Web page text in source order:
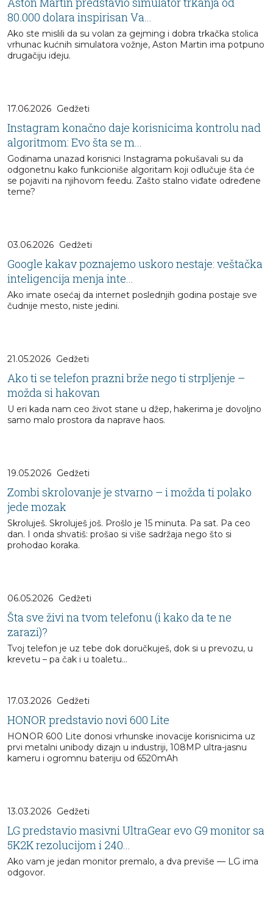
80.000 dolara inspirisan Va...
Ako ste mislili da su volan za gejming i dobra trkačka stolica
vrhunac kućnih simulatora vožnje, Aston Martin ima potpuno
drugačiju ideju.
17.06.2026 Gedžeti
Instagram konačno daje korisnicima kontrolu nad
algoritmom: Evo šta se m...
Godinama unazad korisnici Instagrama pokušavali su da
odgonetnu kako funkcioniše algoritam koji odlučuje šta će
se pojaviti na njihovom feedu. Zašto stalno viđate određene
teme?
03.06.2026 Gedžeti
Google kakav poznajemo uskoro nestaje: veštačka
inteligencija menja inte...
Ako imate osećaj da internet poslednjih godina postaje sve
čudnije mesto, niste jedini.
21.05.2026 Gedžeti
Ako ti se telefon prazni brže nego ti strpljenje –
možda si hakovan
U eri kada nam ceo život stane u džep, hakerima je dovoljno
samo malo prostora da naprave haos.
19.05.2026 Gedžeti
Zombi skrolovanje je stvarno – i možda ti polako
jede mozak
Skroluješ. Skroluješ još. Prošlo je 15 minuta. Pa sat. Pa ceo
dan. I onda shvatiš: prošao si više sadržaja nego što si
prohodao koraka.
06.05.2026 Gedžeti
Šta sve živi na tvom telefonu (i kako da te ne
zarazi)?
Tvoj telefon je uz tebe dok doručkuješ, dok si u prevozu, u
krevetu – pa čak i u toaletu…
17.03.2026 Gedžeti
HONOR predstavio novi 600 Lite
HONOR 600 Lite donosi vrhunske inovacije korisnicima uz
prvi metalni unibody dizajn u industriji, 108MP ultra-jasnu
kameru i ogromnu bateriju od 6520mAh
13.03.2026 Gedžeti
LG predstavio masivni UltraGear evo G9 monitor sa
5K2K rezolucijom i 240...
Ako vam je jedan monitor premalo, a dva previše — LG ima
odgovor.